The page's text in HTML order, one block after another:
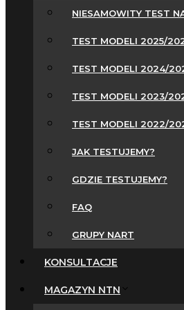
NIESAMOWITY TEST
TEST MODELI 2025/
TEST MODELI 2024/
TEST MODELI 2023/
TEST MODELI 2022/
JAK TESTUJEMY?
GDZIE TESTUJEMY?
FAQ
GRUPY NART
KONSULTACJE
MAGAZYN NTN